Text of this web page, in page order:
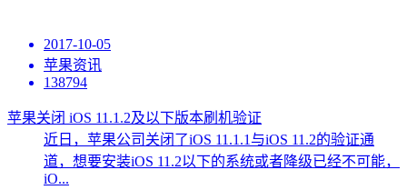
2017-10-05
苹果资讯
138794
苹果关闭 iOS 11.1.2及以下版本刷机验证
近日，苹果公司关闭了iOS 11.1.1与iOS 11.2的验证通
道，想要安装iOS 11.2以下的系统或者降级已经不可能，
iO...